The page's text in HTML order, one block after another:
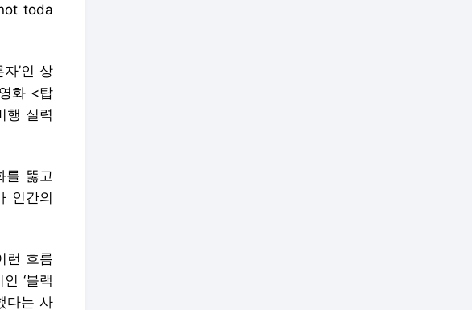
toda
’인 상
화 <탑
행 실력
를 뚫고
인간의
런 흐름
‘블랙
다는 사